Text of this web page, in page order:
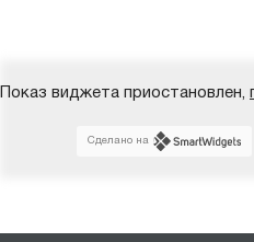
Показ виджета приостановлен,
Сделано на